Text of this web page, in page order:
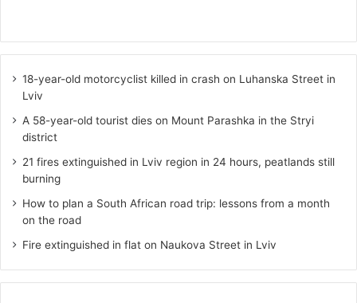
18-year-old motorcyclist killed in crash on Luhanska Street in
Lviv
A 58-year-old tourist dies on Mount Parashka in the Stryi
district
21 fires extinguished in Lviv region in 24 hours, peatlands still
burning
How to plan a South African road trip: lessons from a month
on the road
Fire extinguished in flat on Naukova Street in Lviv